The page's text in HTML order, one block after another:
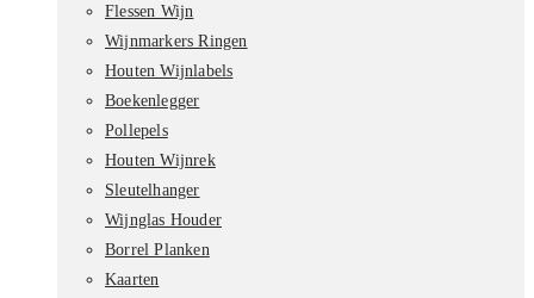
Flessen Wijn
Wijnmarkers Ringen
Houten Wijnlabels
Boekenlegger
Pollepels
Houten Wijnrek
Sleutelhanger
Wijnglas Houder
Borrel Planken
Kaarten